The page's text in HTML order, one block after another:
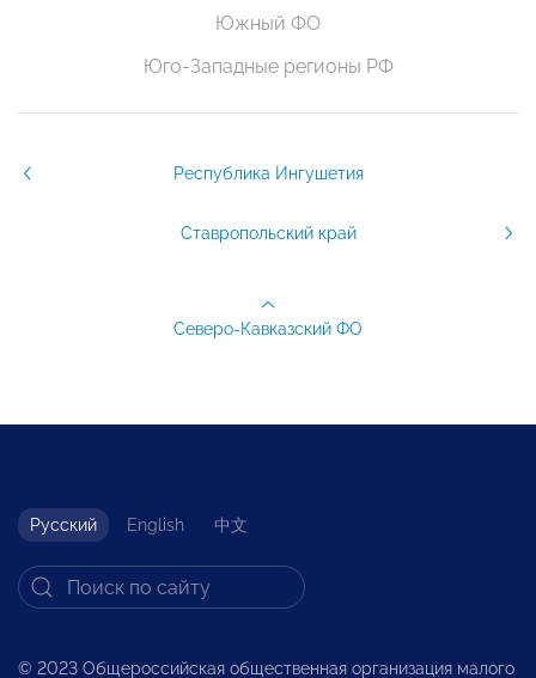
Южный ФО
Юго-Западные регионы РФ
Республика Ингушетия
Ставропольский край
Северо-Кавказский ФО
Русский English 中文
© 2023 Общероссийская общественная организация малого